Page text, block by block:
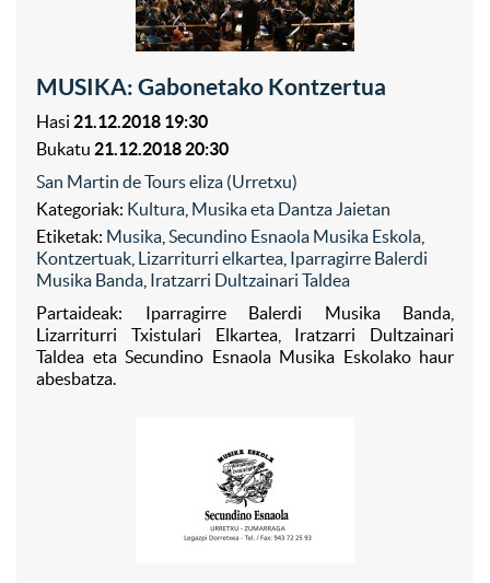
MUSIKA: Gabonetako Kontzertua
Hasi 21.12.2018 19:30
Bukatu 21.12.2018 20:30
San Martin de Tours eliza (Urretxu)
Kategoriak: Kultura Musika eta Dantza Jaietan
Etiketak: Musika Secundino Esnaola Musika Eskola
Kontzertuak Lizarriturri elkartea Iparragirre Balerdi
Musika Banda Iratzarri Dultzainari Taldea
Partaideak: Iparragirre Balerdi Musika Banda,
Lizarriturri Txistulari Elkartea, Iratzarri Dultzainari
Taldea eta Secundino Esnaola Musika Eskolako haur
abesbatza.